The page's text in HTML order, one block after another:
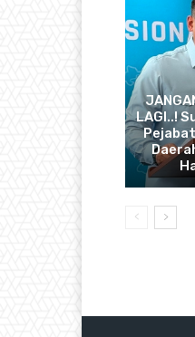
LAGI..!